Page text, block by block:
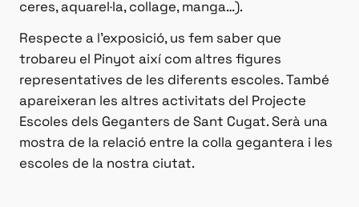
ceres, aquarel·la, collage, manga…).
Respecte a l’exposició, us fem saber que
trobareu el Pinyot així com altres figures
representatives de les diferents escoles. També
apareixeran les altres activitats del Projecte
Escoles dels Geganters de Sant Cugat. Serà una
mostra de la relació entre la colla gegantera i les
escoles de la nostra ciutat.